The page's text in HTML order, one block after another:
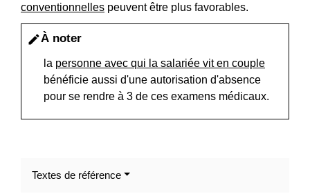
conventionnelles peuvent être plus favorables.
editÀ noter
la personne avec qui la salariée vit en couple
bénéficie aussi d'une autorisation d'absence
pour se rendre à 3 de ces examens médicaux.
Textes de référence